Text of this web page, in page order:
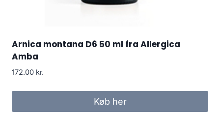
Arnica montana D6 50 ml fra Allergica
Amba
172.00 kr.
Køb her